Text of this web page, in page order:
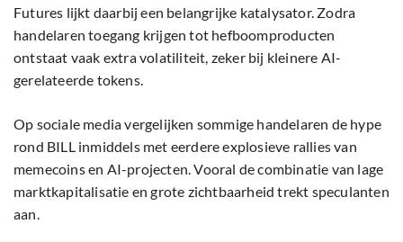
Futures lijkt daarbij een belangrijke katalysator. Zodra
handelaren toegang krijgen tot hefboomproducten
ontstaat vaak extra volatiliteit, zeker bij kleinere AI-
gerelateerde tokens.
Op sociale media vergelijken sommige handelaren de hype
rond BILL inmiddels met eerdere explosieve rallies van
memecoins en AI-projecten. Vooral de combinatie van lage
marktkapitalisatie en grote zichtbaarheid trekt speculanten
aan.